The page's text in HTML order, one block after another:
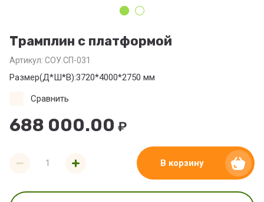
Трамплин с платформой
Артикул: СОУ.СП-031
Размер(Д*Ш*В):3720*4000*2750 мм
688 000.00 ₽
Сравнить
В корзину